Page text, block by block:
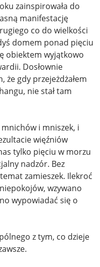
zainspirowała do
manifestację
co do wielkości
domem ponad pięciu
obiektem wyjątkowo
Dosłownie
że gdy przejeżdżałem
nie stał tam
i mniszek, i
więźniów
tylko pięciu w morzu
nadzór. Bez
zamieszek. Ilekroć
wzywano
wypowiadać się o
z tym, co dzieje